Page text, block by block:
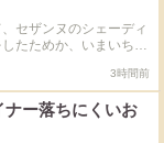
セザンヌのシェーディ
たためか、いまいちよ
す。 シェーディング
シェーディングのほ
3時間前
ー落ちにくいお